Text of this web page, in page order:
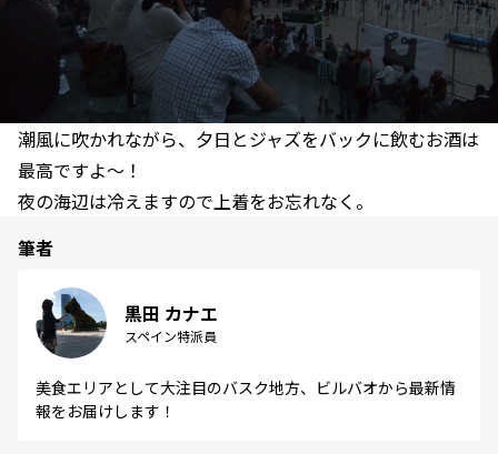
潮風に吹かれながら、夕日とジャズをバックに飲むお酒は
最高ですよ～！
夜の海辺は冷えますので上着をお忘れなく。
筆者
黒田 カナエ
スペイン特派員
美食エリアとして大注目のバスク地方、ビルバオから最新情
報をお届けします！